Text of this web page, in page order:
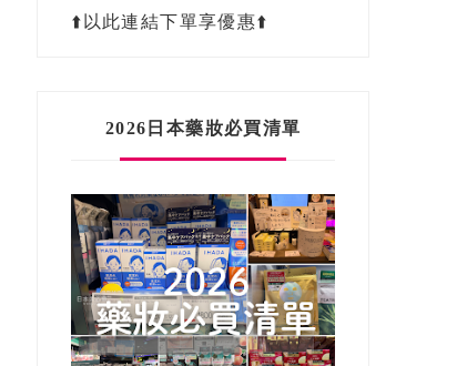
⬆️以此連結下單享優惠⬆️
2026日本藥妝必買清單